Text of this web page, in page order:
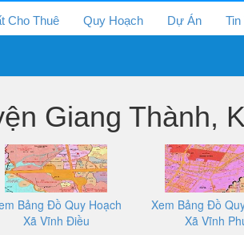
Cho Thuê Quy Hoạch Dự Án
Giang Thành,
Bảng Đồ Quy Hoạch
Xã Vĩnh Điều
Xem Bảng Đồ
Xã Vĩnh